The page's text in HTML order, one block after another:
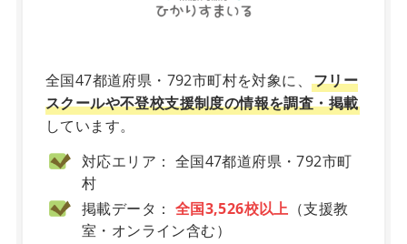
全国47都道府県・792市町村を対象に、 フリー
スクールや不登校支援制度の情報を調査・掲載
しています。
対応エリア： 全国47都道府県・792市町
村
掲載データ： 全国3,526校以上 （支援教
室・オンライン含む）